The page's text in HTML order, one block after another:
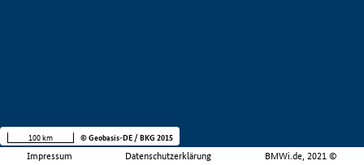
Impressum Datenschutzerklärung BMWi.de, 2021 ©
100 km © Geobasis-DE / BKG 2015